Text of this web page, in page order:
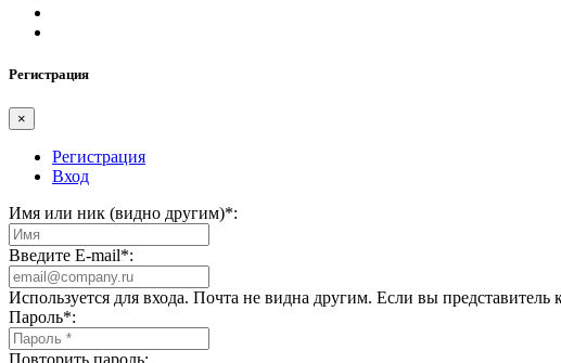
Регистрация
×
Регистрация
Вход
Имя или ник (видно другим)*:
Введите E-mail*:
Используется для входа. Почта не видна другим. Если вы
Пароль*: